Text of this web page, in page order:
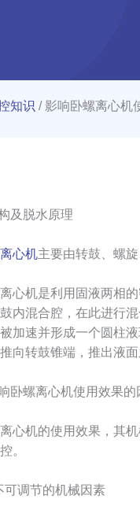
知识 / 影响卧螺离心机
及脱水原理
心机主要由转鼓、螺
心机是利用固液两相
内混合腔，在此进行
加速并形成一个圆柱
向转鼓锥端，推出液
卧螺离心机使用效果的
心机的使用效果，其
。
可调节的机械因素